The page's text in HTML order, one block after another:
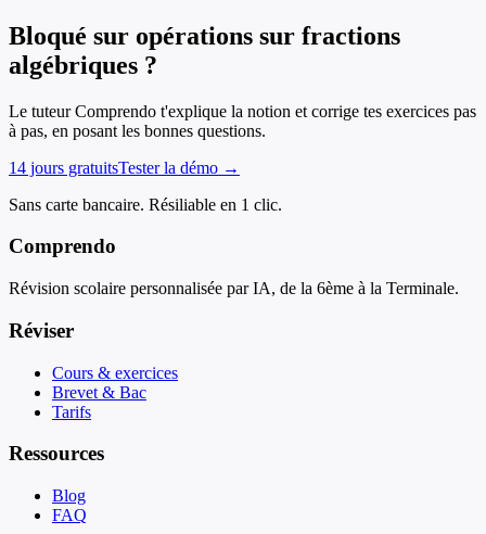
Bloqué sur opérations sur fractions
algébriques ?
Le tuteur Comprendo t'explique la notion et corrige tes exercices pas
à pas, en posant les bonnes questions.
14 jours gratuitsTester la démo →
Sans carte bancaire. Résiliable en 1 clic.
Comprendo
Révision scolaire personnalisée par IA, de la 6ème à la Terminale.
Réviser
Cours & exercices
Brevet & Bac
Tarifs
Ressources
Blog
FAQ